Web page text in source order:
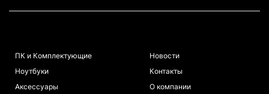
ПК и Комплектующие
Ноутбуки
Аксессуары
Новости
Контакты
О компании